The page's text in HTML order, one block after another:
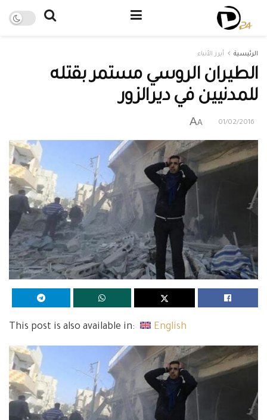
الرئيسية أبرز الأنباء
الطيران الروسي مستمر بقتله
للمدنيين في ديرالزور
01/02/2016
A
A
This post is also available in: English